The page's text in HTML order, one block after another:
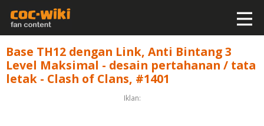
Base TH12 dengan Link, Anti Bintang 3
Level Maksimal - desain pertahanan / tata
letak - Clash of Clans, #1401
Iklan: